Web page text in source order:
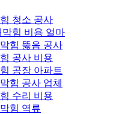
청소 공사
힘 비용 얼마
힘 뚫음 공사
공사 비용
공장 아파트
힘 공사 업체
수리 비용
힘 역류